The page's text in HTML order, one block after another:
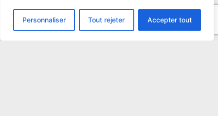
Personnaliser Tout rejeter Accepter tout